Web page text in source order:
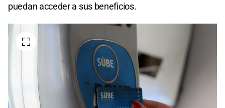
puedan acceder a sus beneficios.